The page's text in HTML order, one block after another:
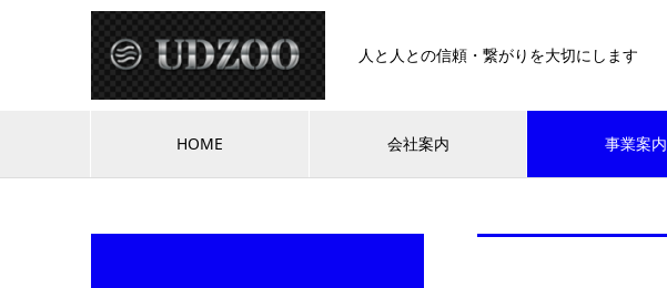
人と人との信頼・繋がりを大切にします
HOME 会社案内 事業案内